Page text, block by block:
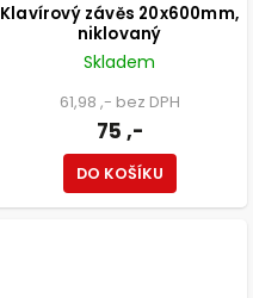
Klavírový závěs 20x600mm,
niklovaný
Skladem
61,98 ,- bez DPH
75 ,-
DO KOŠÍKU